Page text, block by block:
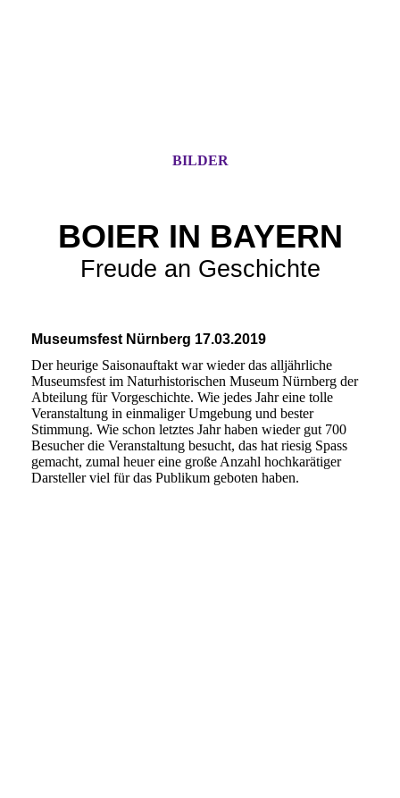
BILDER
BOIER IN BAYERN
Freude an Geschichte
Museumsfest Nürnberg 17.03.2019
Der heurige Saisonauftakt war wieder das alljährliche
Museumsfest im Naturhistorischen Museum Nürnberg der
Abteilung für Vorgeschichte. Wie jedes Jahr eine tolle
Veranstaltung in einmaliger Umgebung und bester
Stimmung. Wie schon letztes Jahr haben wieder gut 700
Besucher die Veranstaltung besucht, das hat riesig Spass
gemacht, zumal heuer eine große Anzahl hochkarätiger
Darsteller viel für das Publikum geboten haben.